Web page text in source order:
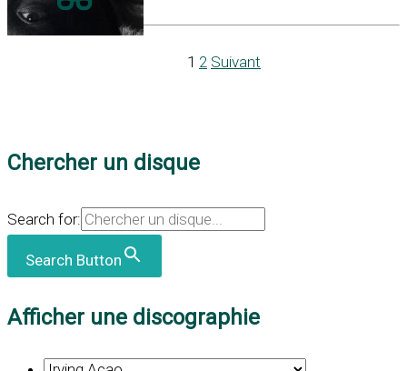
1 2 Suivant
Chercher un disque
Search for:
Search Button
Afficher une discographie